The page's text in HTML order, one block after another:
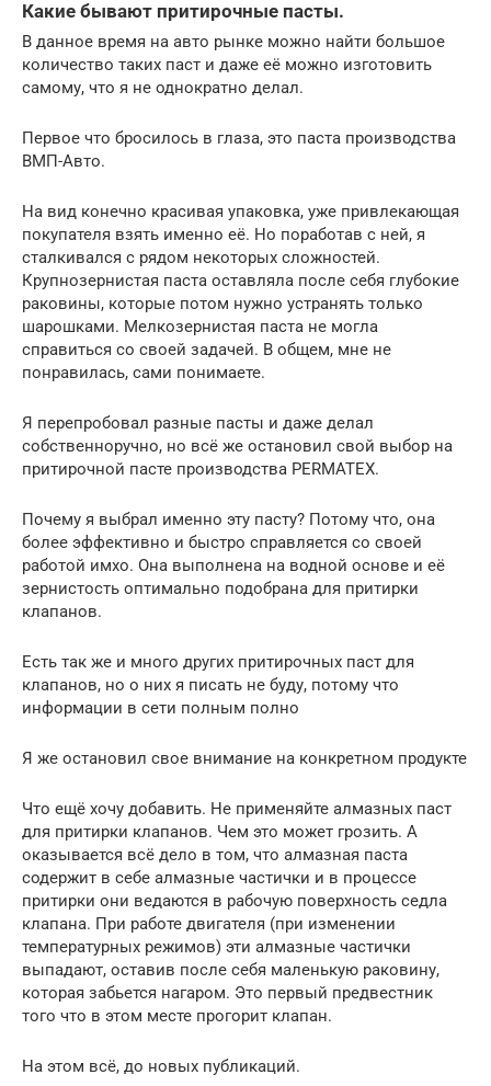
Какие бывают притирочные пасты.
В данное время на авто рынке можно найти большое
количество таких паст и даже её можно изготовить
самому, что я не однократно делал.
Первое что бросилось в глаза, это паста производства
ВМП-Авто.
На вид конечно красивая упаковка, уже привлекающая
покупателя взять именно её. Но поработав с ней, я
сталкивался с рядом некоторых сложностей.
Крупнозернистая паста оставляла после себя глубокие
раковины, которые потом нужно устранять только
шарошками. Мелкозернистая паста не могла
справиться со своей задачей. В общем, мне не
понравилась, сами понимаете.
Я перепробовал разные пасты и даже делал
собственноручно, но всё же остановил свой выбор на
притирочной пасте производства PERMATEX.
Почему я выбрал именно эту пасту? Потому что, она
более эффективно и быстро справляется со своей
работой имхо. Она выполнена на водной основе и её
зернистость оптимально подобрана для притирки
клапанов.
Есть так же и много других притирочных паст для
клапанов, но о них я писать не буду, потому что
информации в сети полным полно
Я же остановил свое внимание на конкретном продукте
Что ещё хочу добавить. Не применяйте алмазных паст
для притирки клапанов. Чем это может грозить. А
оказывается всё дело в том, что алмазная паста
содержит в себе алмазные частички и в процессе
притирки они ведаются в рабочую поверхность седла
клапана. При работе двигателя (при изменении
температурных режимов) эти алмазные частички
выпадают, оставив после себя маленькую раковину,
которая забьется нагаром. Это первый предвестник
того что в этом месте прогорит клапан.
На этом всё, до новых публикаций.